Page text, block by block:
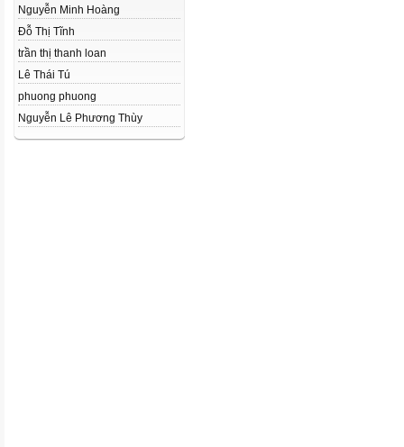
Nguyễn Minh Hoàng
Đỗ Thị Tĩnh
trần thị thanh loan
Lê Thái Tú
phuong phuong
Nguyễn Lê Phương Thùy